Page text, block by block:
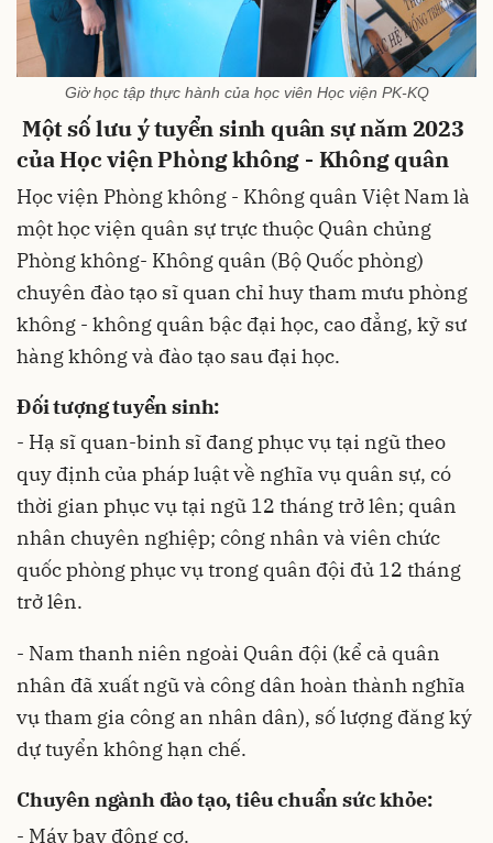
Giờ học tập thực hành của học viên Học viện PK-KQ
Một số lưu ý tuyển sinh quân sự năm 2023
của Học viện Phòng không - Không quân
Học viện Phòng không - Không quân Việt Nam là
một học viện quân sự trực thuộc Quân chủng
Phòng không- Không quân (Bộ Quốc phòng)
chuyên đào tạo sĩ quan chỉ huy tham mưu phòng
không - không quân bậc đại học, cao đẳng, kỹ sư
hàng không và đào tạo sau đại học.
Đối tượng tuyển sinh:
- Hạ sĩ quan-binh sĩ đang phục vụ tại ngũ theo
quy định của pháp luật về nghĩa vụ quân sự, có
thời gian phục vụ tại ngũ 12 tháng trở lên; quân
nhân chuyên nghiệp; công nhân và viên chức
quốc phòng phục vụ trong quân đội đủ 12 tháng
trở lên.
- Nam thanh niên ngoài Quân đội (kể cả quân
nhân đã xuất ngũ và công dân hoàn thành nghĩa
vụ tham gia công an nhân dân), số lượng đăng ký
dự tuyển không hạn chế.
Chuyên ngành đào tạo, tiêu chuẩn sức khỏe:
- Máy bay động cơ.